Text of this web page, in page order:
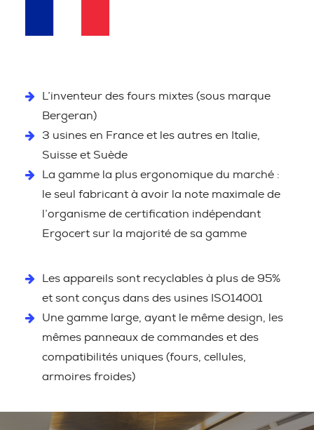
L’inventeur des fours mixtes (sous marque
Bergeran)
3 usines en France et les autres en Italie,
Suisse et Suède
La gamme la plus ergonomique du marché :
le seul fabricant à avoir la note maximale de
l’organisme de certification indépendant
Ergocert sur la majorité de sa gamme
Les appareils sont recyclables à plus de 95%
et sont conçus dans des usines ISO14001
Une gamme large, ayant le même design, les
mêmes panneaux de commandes et des
compatibilités uniques (fours, cellules,
armoires froides)